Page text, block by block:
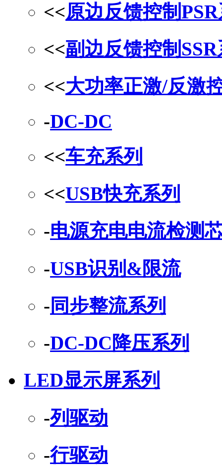
<<原边反馈控制
<<副边反馈控制
<<大功率正激/反激
-DC-DC
<<车充系列
<<USB快充系列
-电源充电电流检测
-USB识别&限流
- 同步整流系列
-DC-DC降压系列
LED显示屏系列
-列驱动
-行驱动